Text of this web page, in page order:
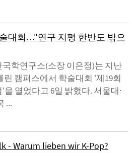
대회…"연구 지평 한반도 밖으
학연구소(소장 이은정)는 지난
캠퍼스에서 학술대회 '제19회
열었다고 6일 밝혔다. 서울대·
...
- Warum lieben wir K-Pop?